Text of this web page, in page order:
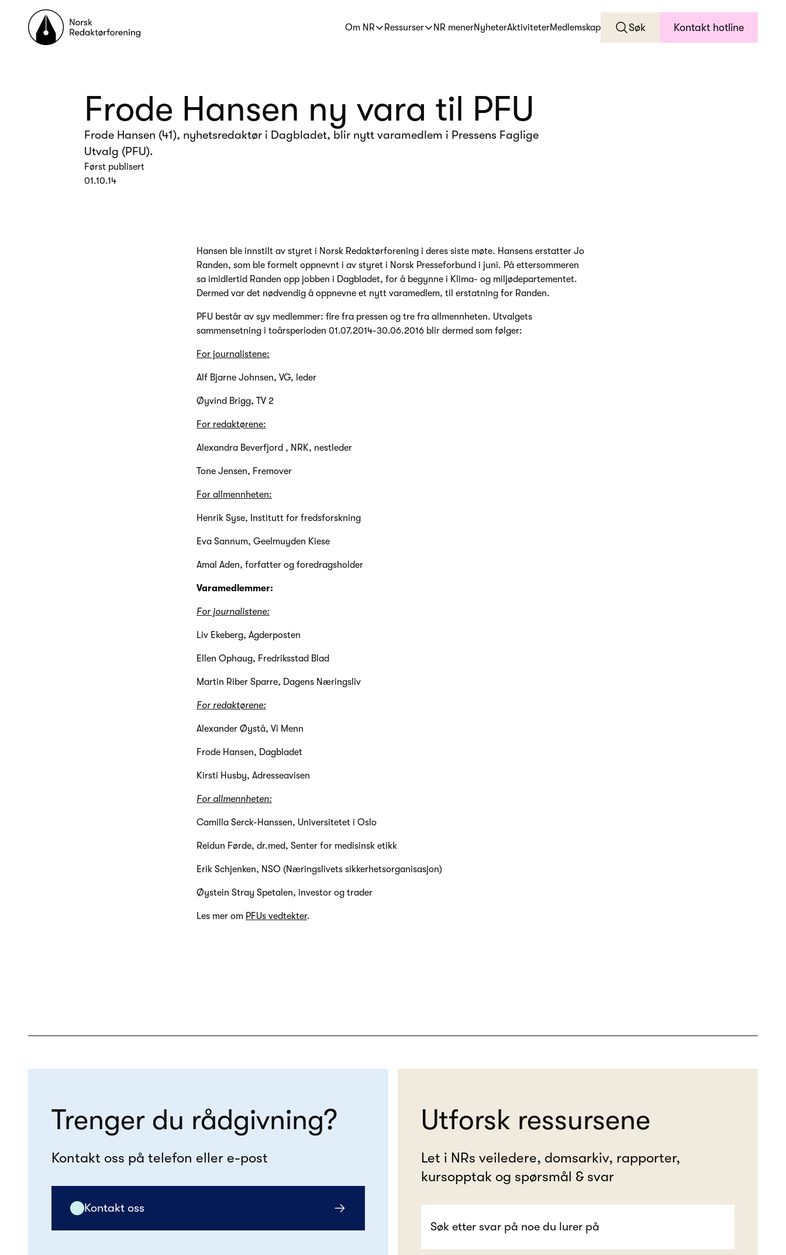
Til forsiden
Om NR
Ressurser NR menerNyheterAktiviteterMedlemskap Søk Kontakt hotline
Frode Hansen ny vara til PFU
Frode Hansen (41), nyhetsredaktør i Dagbladet, blir nytt varamedlem i Pressens Faglige
Utvalg (PFU).
Først publisert
01.10.14
Hansen ble innstilt av styret i Norsk Redaktørforening i deres siste møte. Hansens erstatter Jo
Randen, som ble formelt oppnevnt i av styret i Norsk Presseforbund i juni. På ettersommeren
sa imidlertid Randen opp jobben i Dagbladet, for å begynne i Klima- og miljødepartementet.
Dermed var det nødvendig å oppnevne et nytt varamedlem, til erstatning for Randen.
PFU består av syv medlemmer: fire fra pressen og tre fra allmennheten. Utvalgets
sammensetning i toårsperioden 01.07.2014-30.06.2016 blir dermed som følger:
For journalistene:
Alf Bjarne Johnsen, VG, leder
Øyvind Brigg, TV 2
For redaktørene:
Alexandra Beverfjord , NRK, nestleder
Tone Jensen, Fremover
For allmennheten:
Henrik Syse, Institutt for fredsforskning
Eva Sannum, Geelmuyden Kiese
Amal Aden, forfatter og foredragsholder
Varamedlemmer:
For journalistene:
Liv Ekeberg, Agderposten
Ellen Ophaug, Fredriksstad Blad
Martin Riber Sparre, Dagens Næringsliv
For redaktørene:
Alexander Øystå, Vi Menn
Frode Hansen, Dagbladet
Kirsti Husby, Adresseavisen
For allmennheten:
Camilla Serck-Hanssen, Universitetet i Oslo
Reidun Førde, dr.med, Senter for medisinsk etikk
Erik Schjenken, NSO (Næringslivets sikkerhetsorganisasjon)
Øystein Stray Spetalen, investor og trader
Les mer om PFUs vedtekter.
Trenger du rådgivning?
Kontakt oss på telefon eller e-post
Kontakt oss
Utforsk ressursene
Let i NRs veiledere, domsarkiv, rapporter,
kursopptak og spørsmål & svar